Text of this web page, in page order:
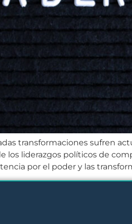
transformaciones sufren
los liderazgos políticos de
por el poder y las